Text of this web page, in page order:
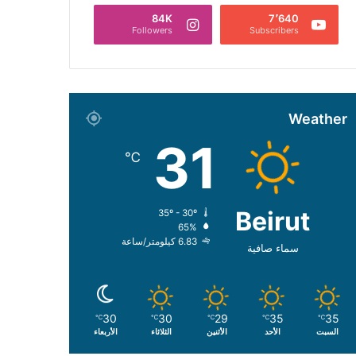
7٬640
Subscribers
84K
Followers
Weather
Beirut
سماء صافية
31
℃
65%
6.83 كيلومتر/ساعة
35
℃
السبت
35
℃
الأحد
29
℃
الأثنين
30
℃
الثلاثاء
30
℃
الأربعاء